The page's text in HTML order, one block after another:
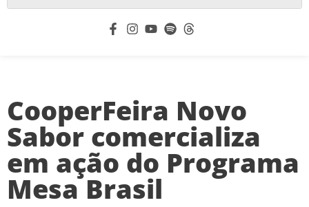
CooperFeira Novo
Sabor comercializa
em ação do Programa
Mesa Brasil